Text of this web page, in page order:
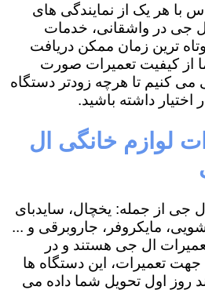
با هر یک از نمایندگی های
جی در واشقانی، خدمات
ترین زمان ممکن دریافت
از کیفیت تعمیرات صورت
می کنیم تا هرچه زودتر دستگاه
اختیار داشته باشید.
لوازم خانگی ال
جی از جمله: یخچال، سایدبای
مایکروفر، جاروبرقی و ...
ال جی هستند و در
تعمیرات، این دستگاه ها
روز اول تحویل شما داده می